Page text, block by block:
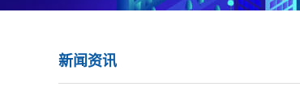
新闻资讯